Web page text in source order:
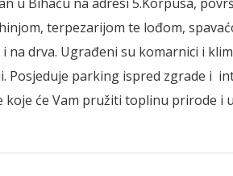
terpezarijom te lođom,
na drva. Ugrađeni su komarnici i
Posjeduje parking ispred zgrade i
koje će Vam pružiti toplinu prirode i